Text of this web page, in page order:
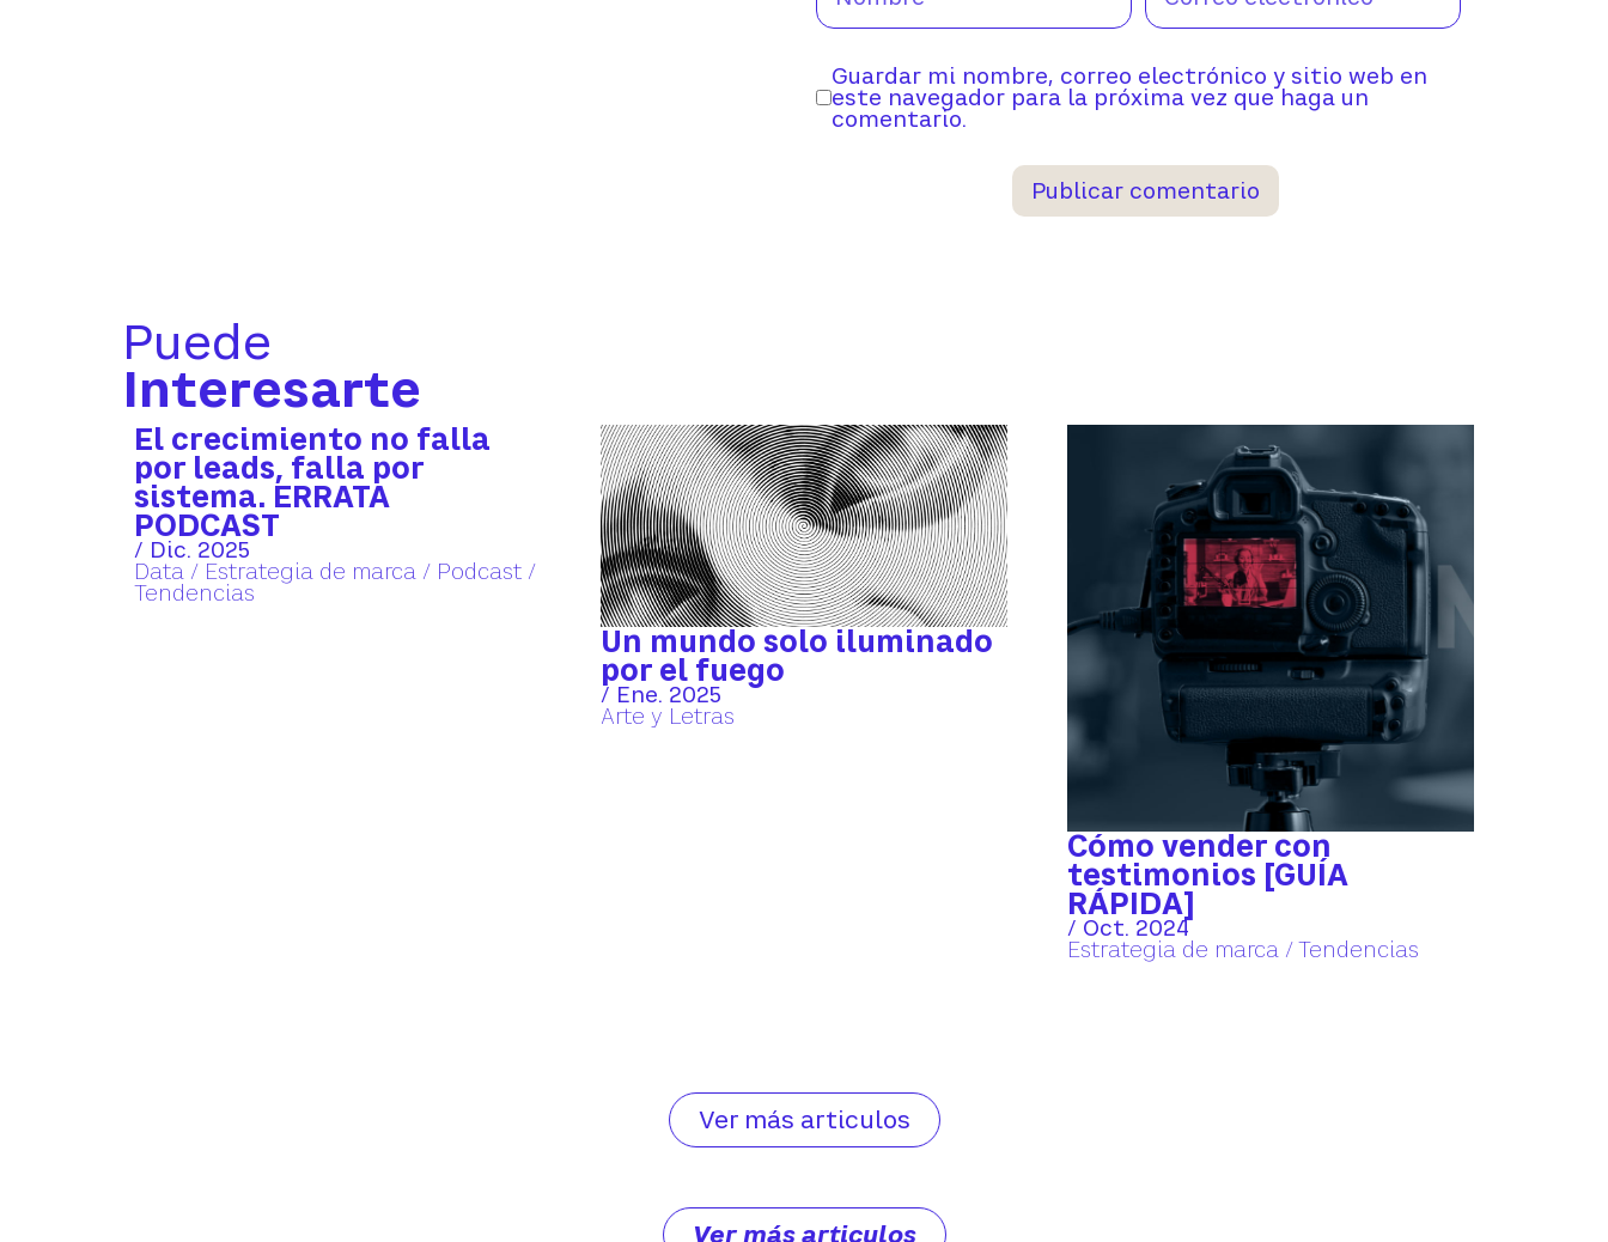
Guardar mi nombre, correo electrónico y sitio web en
este navegador para la próxima vez que haga un
comentario.
Puede
Interesarte
El crecimiento no falla
por leads, falla por
sistema. ERRATA
PODCAST
/ Dic. 2025
Data / Estrategia de marca / Podcast /
Tendencias
Un mundo solo iluminado
por el fuego
/ Ene. 2025
Arte y Letras
Cómo vender con
testimonios [GUÍA
RÁPIDA]
/ Oct. 2024
Estrategia de marca /Tendencias
Ver más articulos
Ver más articulos